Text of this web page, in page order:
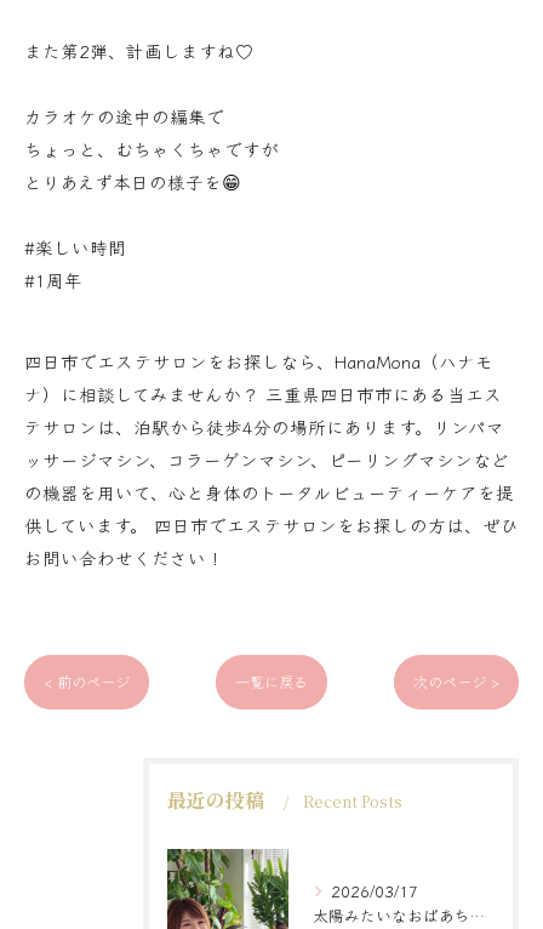
また第2弾、計画しますね♡
カラオケの途中の編集で
ちょっと、むちゃくちゃですが
とりあえず本日の様子を😁
#楽しい時間
#1周年
四日市でエステサロンをお探しなら、HanaMona（ハナモ
ナ）に相談してみませんか？ 三重県四日市市にある当エス
テサロンは、泊駅から徒歩4分の場所にあります。リンパマ
ッサージマシン、コラーゲンマシン、ピーリングマシンなど
の機器を用いて、心と身体のトータルビューティーケアを提
供しています。 四日市でエステサロンをお探しの方は、ぜひ
お問い合わせください！
< 前のページ 一覧に戻る 次のページ >
最近の投稿 Recent Posts
2026/03/17
太陽みたいなおばあちゃんに